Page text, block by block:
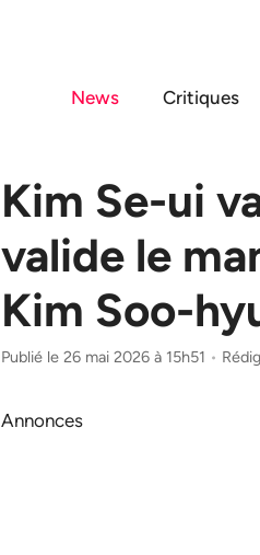
News
Critiques
Kim Se-ui
valide le
Kim Soo-
Publié le 26 mai 2026 à 15h51 •
Annonces